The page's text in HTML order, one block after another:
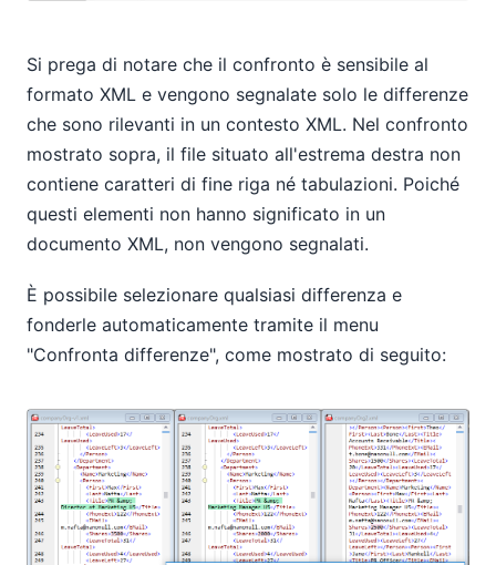
Si prega di notare che il confronto è sensibile al
formato XML e vengono segnalate solo le differenze
che sono rilevanti in un contesto XML. Nel confronto
mostrato sopra, il file situato all'estrema destra non
contiene caratteri di fine riga né tabulazioni. Poiché
questi elementi non hanno significato in un
documento XML, non vengono segnalati.
È possibile selezionare qualsiasi differenza e
fonderle automaticamente tramite il menu
"Confronta differenze", come mostrato di seguito: